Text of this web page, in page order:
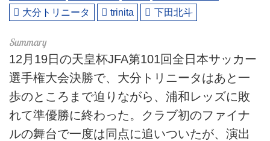
大分トリニータ
trinita 下田北斗
12月19日の天皇杯JFA第101回全日本サッカー
選手権大会決勝で、大分トリニータはあと一
歩のところまで迫りながら、浦和レッズに敗
れて準優勝に終わった。クラブ初のファイナ
ルの舞台で一度は同点に追いついたが、演出